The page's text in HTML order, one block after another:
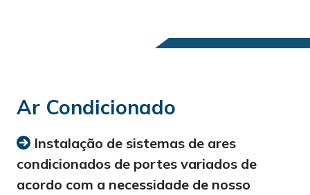
Ar Condicionado
Instalação de sistemas de ares
condicionados de portes variados de
acordo com a necessidade de nosso